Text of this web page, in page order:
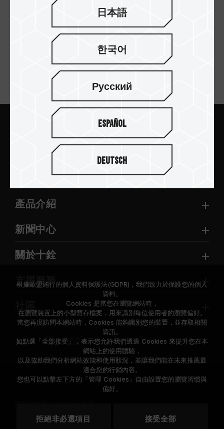
第一頁
訂閱電子報
送出
產品介紹
新聞中心
關於十銓
支援服務
© 2026 Team Group Inc. All Rights Reserved.
美國
日本語
한국어
Русский
Español
Deutsch
根據歐盟施行的個人資料保護法(GDPR)，我們致力於保護您的個人
資料。
Cookies 是當您在瀏覽網站時，
在瀏覽裝置上的小型暫存檔案，用來識別每位使用者的瀏覽偏好。
當您再度訪問本網站時，Cookies 能夠識別您的裝置，並存取相關
資訊。
如點選「全部接受」，表示您允許我們透過 Cookies 來提升您在本
網站上的使用體驗，
以及協助我們分析網站效能和使用狀況，並讓我們能在未來推薦最
適合您的行銷內容。
您也可以點擊左下方的「管理 Cookies」自由設置您的瀏覽習慣與
偏好。
拒絕非必選項目 接受全部